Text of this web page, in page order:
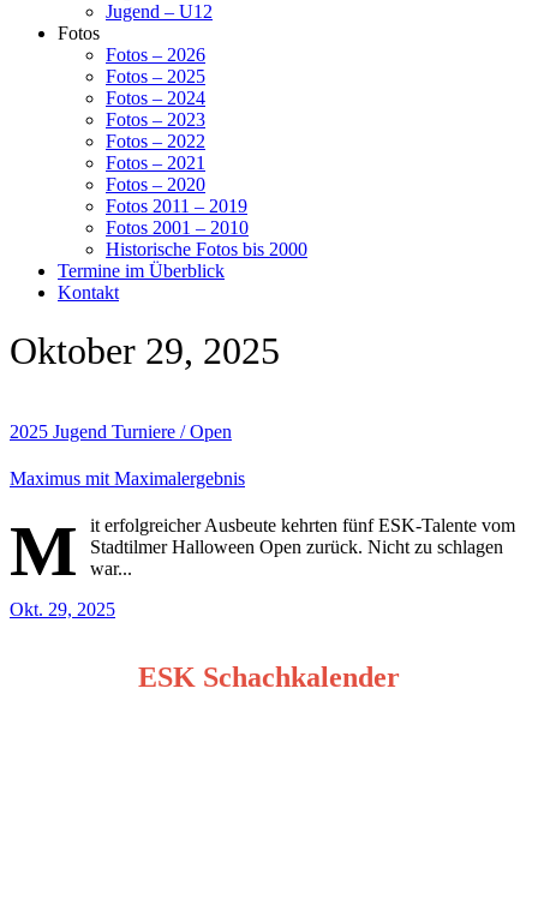
Jugend – U12
Fotos
Fotos – 2026
Fotos – 2025
Fotos – 2024
Fotos – 2023
Fotos – 2022
Fotos – 2021
Fotos – 2020
Fotos 2011 – 2019
Fotos 2001 – 2010
Historische Fotos bis 2000
Termine im Überblick
Kontakt
Oktober 29, 2025
2025 Jugend Turniere / Open
Maximus mit Maximalergebnis
M
it erfolgreicher Ausbeute kehrten fünf ESK-Talente vom
Stadtilmer Halloween Open zurück. Nicht zu schlagen
war...
Okt. 29, 2025
ESK Schachkalender